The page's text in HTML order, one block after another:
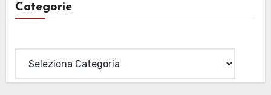
Categorie